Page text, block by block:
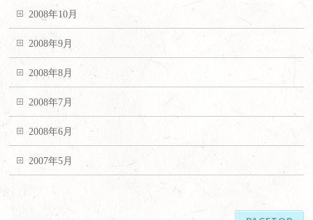
2008年10月
2008年9月
2008年8月
2008年7月
2008年6月
2007年5月